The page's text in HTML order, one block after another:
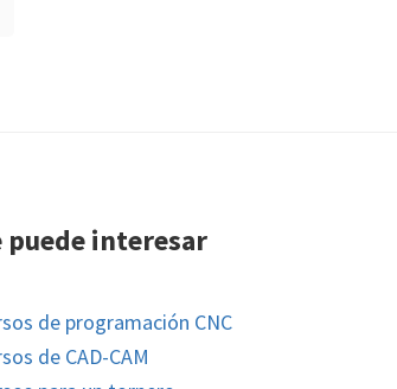
puede interesar
de programación CNC
de CAD-CAM